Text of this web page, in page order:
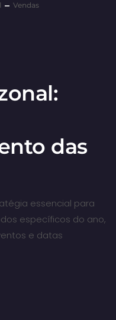
Vendas
das
essencial para
específicos do ano,
e datas